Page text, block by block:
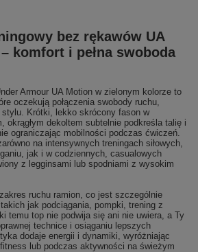
bez rękawów UA
komfort i pełna swoboda
Armour UA Motion w zielonym kolorze to
oczekują połączenia swobody ruchu,
stylu. Krótki, lekko skrócony fason w
okrągłym dekoltem subtelnie podkreśla talię i
ograniczając mobilności podczas ćwiczeń.
na intensywnych treningach siłowych,
jak i w codziennych, casualowych
z legginsami lub spodniami z wysokim
ruchu ramion, co jest szczególnie
jak podciągania, pompki, trening z
temu top nie podwija się ani nie uwiera, a Ty
technice i osiąganiu lepszych
dodaje energii i dynamiki, wyróżniając
lub podczas aktywności na świeżym